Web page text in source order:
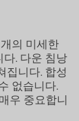
의 미세한
. 다운 침낭
집니다. 합성
없습니다.
우 중요합니